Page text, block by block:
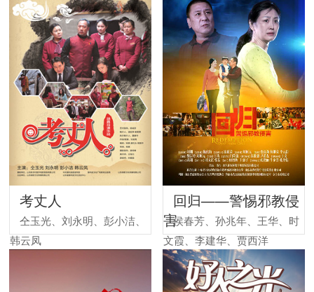
考丈人
仝玉光、刘永明、彭小洁、
韩云凤
回归——警惕邪教侵
害侯春芳、孙兆年、王华、时
文霞、李建华、贾西洋